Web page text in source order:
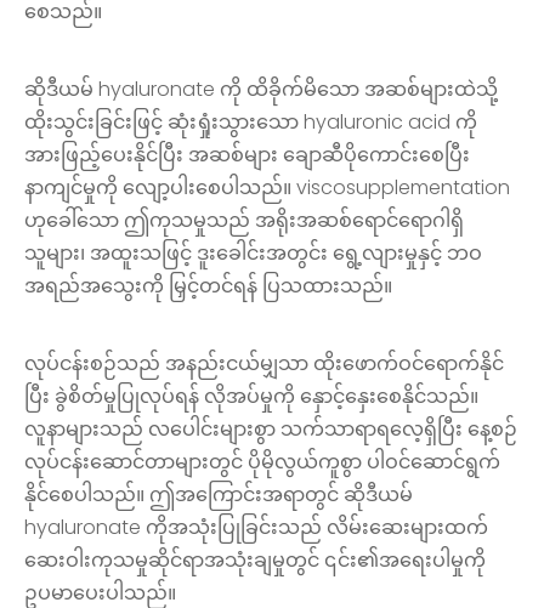
စေသည်။
ဆိုဒီယမ် hyaluronate ကို ထိခိုက်မိသော အဆစ်များထဲသို့
ထိုးသွင်းခြင်းဖြင့် ဆုံးရှုံးသွားသော hyaluronic acid ကို
အားဖြည့်ပေးနိုင်ပြီး အဆစ်များ ချောဆီပိုကောင်းစေပြီး
နာကျင်မှုကို လျော့ပါးစေပါသည်။ viscosupplementation
ဟုခေါ်သော ဤကုသမှုသည် အရိုးအဆစ်ရောင်ရောဂါရှိ
သူများ၊ အထူးသဖြင့် ဒူးခေါင်းအတွင်း ရွေ့လျားမှုနှင့် ဘဝ
အရည်အသွေးကို မြှင့်တင်ရန် ပြသထားသည်။
လုပ်ငန်းစဉ်သည် အနည်းငယ်မျှသာ ထိုးဖောက်ဝင်ရောက်နိုင်
ပြီး ခွဲစိတ်မှုပြုလုပ်ရန် လိုအပ်မှုကို နှောင့်နှေးစေနိုင်သည်။
လူနာများသည် လပေါင်းများစွာ သက်သာရာရလေ့ရှိပြီး နေ့စဉ်
လုပ်ငန်းဆောင်တာများတွင် ပိုမိုလွယ်ကူစွာ ပါဝင်ဆောင်ရွက်
နိုင်စေပါသည်။ ဤအကြောင်းအရာတွင် ဆိုဒီယမ်
hyaluronate ကိုအသုံးပြုခြင်းသည် လိမ်းဆေးများထက်
ဆေးဝါးကုသမှုဆိုင်ရာအသုံးချမှုတွင် ၎င်း၏အရေးပါမှုကို
ဥပမာပေးပါသည်။